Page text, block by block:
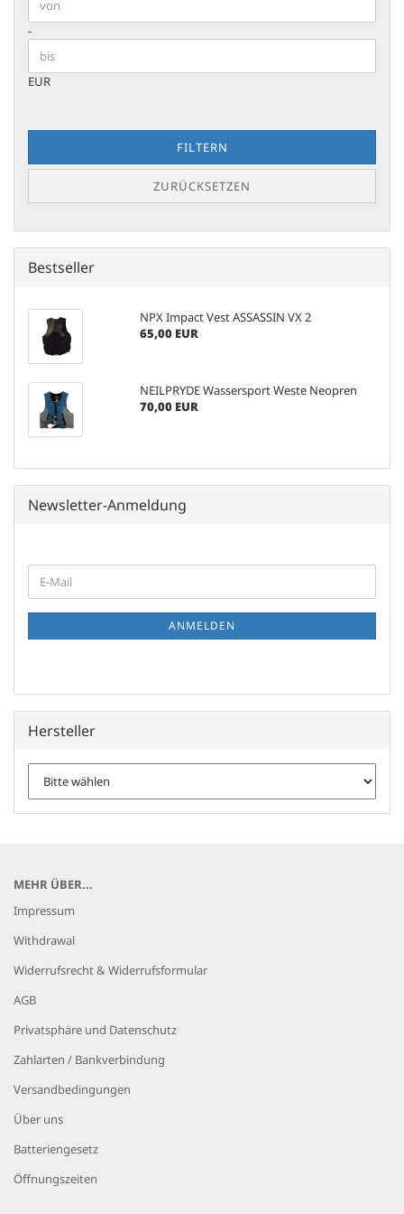
Preis bis
-
EUR
FILTERN
ZURÜCKSETZEN
Bestseller
NPX Impact Vest ASSASSIN VX 2
65,00 EUR
NEILPRYDE Wassersport Weste Neopren
70,00 EUR
Newsletter-Anmeldung
ZUR
NEWSLETTER-
E-
Mail
ANMELDEN
Hersteller
MEHR ÜBER...
Impressum
Withdrawal
Widerrufsrecht & Widerrufsformular
AGB
Privatsphäre und Datenschutz
Zahlarten / Bankverbindung
Versandbedingungen
Über uns
Batteriengesetz
Öffnungszeiten